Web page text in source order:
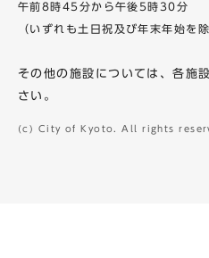
午前8時45分から午後5時30分
（いずれも土日祝及び年末年始を除
その他の施設については、各施
さい。
(c) City of Kyoto. All rights